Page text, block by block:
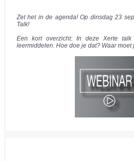
Zet het in de agenda! Op dinsdag 23
Talk!
Een kort overzicht: In deze Xerte
leermiddelen. Hoe doe je dat? Waar moet